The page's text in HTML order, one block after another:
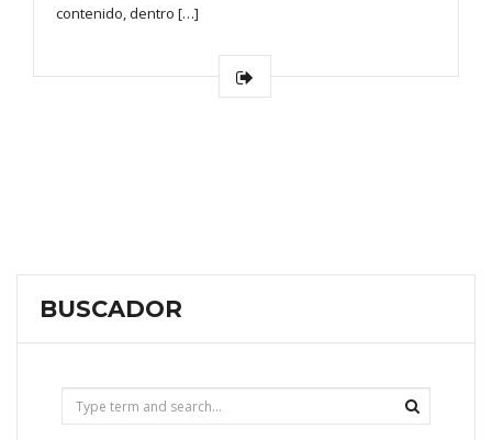
contenido, dentro […]
BUSCADOR